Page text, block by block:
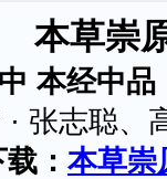
本草崇
本经中
· 张志聪、
： 本草